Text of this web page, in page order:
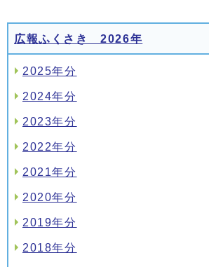
広報ふくさき 2026年
2025年分
2024年分
2023年分
2022年分
2021年分
2020年分
2019年分
2018年分